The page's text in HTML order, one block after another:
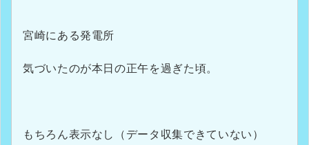
宮崎にある発電所
気づいたのが本日の正午を過ぎた頃。
もちろん表示なし（データ収集できていない）